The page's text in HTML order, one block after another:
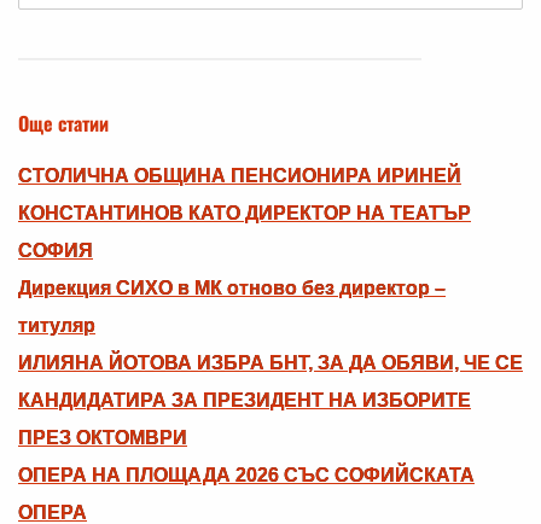
Още статии
СТОЛИЧНА ОБЩИНА ПЕНСИОНИРА ИРИНЕЙ
КОНСТАНТИНОВ КАТО ДИРЕКТОР НА ТЕАТЪР
СОФИЯ
Дирекция СИХО в МК отново без директор –
титуляр
ИЛИЯНА ЙОТОВА ИЗБРА БНТ, ЗА ДА ОБЯВИ, ЧЕ СЕ
КАНДИДАТИРА ЗА ПРЕЗИДЕНТ НА ИЗБОРИТЕ
ПРЕЗ ОКТОМВРИ
ОПЕРА НА ПЛОЩАДА 2026 СЪС СОФИЙСКАТА
ОПЕРА